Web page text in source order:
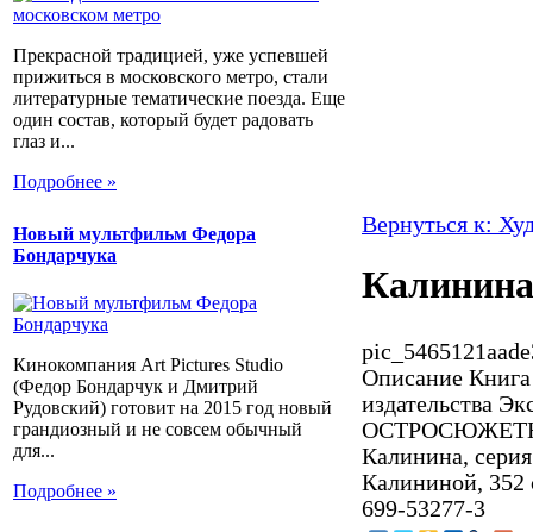
Прекрасной традицией, уже успевшей
прижиться в московского метро, стали
литературные тематические поезда. Еще
один состав, который будет радовать
глаз и...
Подробнее »
Новый мультфильм Федора
Бондарчука
Кинокомпания Art Pictures Studio
(Федор Бондарчук и Дмитрий
Рудовский) готовит на 2015 год новый
грандиозный и не совсем обычный
для...
Подробнее »
Вернуться к:
Описание
издательства
Калинина,
Калининой, 352
699-53277-3